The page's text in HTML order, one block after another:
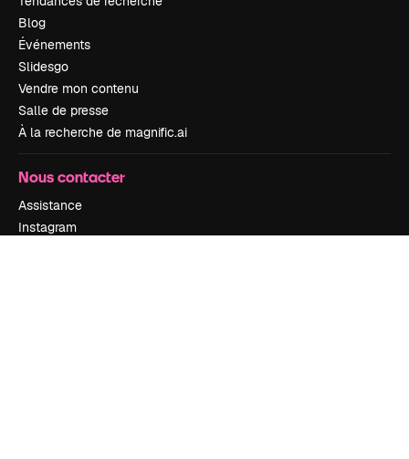
Blog
Événements
Slidesgo
Vendre mon contenu
Salle de presse
À la recherche de magnific.ai
Nous contacter
Assistance
Instagram